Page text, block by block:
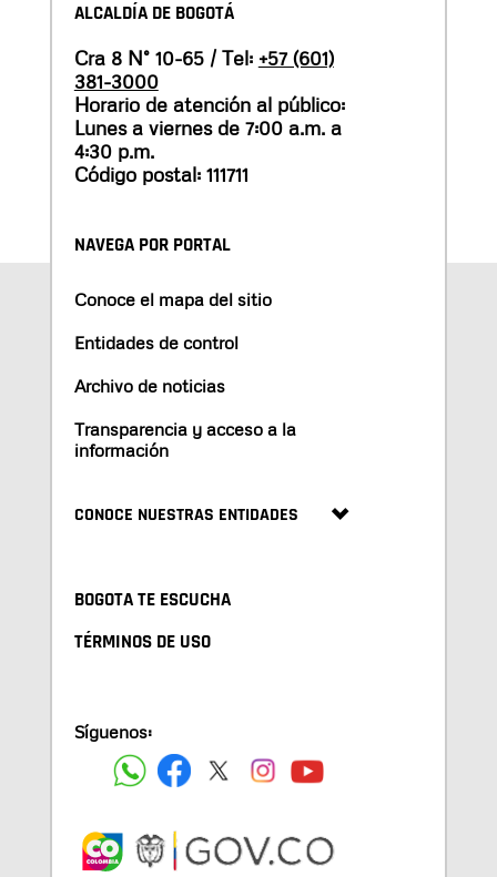
ALCALDÍA DE BOGOTÁ
Cra 8 N° 10-65 / Tel: +57 (601)
381-3000
Horario de atención al público:
Lunes a viernes de 7:00 a.m. a
4:30 p.m.
Código postal: 111711
NAVEGA POR PORTAL
Conoce el mapa del sitio
Entidades de control
Archivo de noticias
Transparencia y acceso a la
información
CONOCE NUESTRAS ENTIDADES
BOGOTA TE ESCUCHA
TÉRMINOS DE USO
Síguenos: